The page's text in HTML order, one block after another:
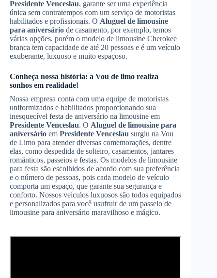
Presidente Venceslau, garante ser uma experiência
única sem contratempos com um serviço de motoristas
habilitados e profissionais. O Aluguel de limousine
para aniversário de casamento, por exemplo, temos
várias opções, porém o modelo de limousine Cherokee
branca tem capacidade de até 20 pessoas e é um veículo
exuberante, luxuoso e muito espaçoso.
Conheça nossa história: a Vou de limo realiza
sonhos em realidade!
Nossa empresa conta com uma equipe de motoristas
uniformizados e habilitados proporcionando sua
inesquecível festa de aniversário na limousine em
Presidente Venceslau. O Aluguel de limousine para
aniversário em Presidente Venceslau surgiu na Vou
de Limo para atender diversas comemorações, dentre
elas, como despedida de solteiro, casamentos, jantares
românticos, passeios e festas. Os modelos de limousine
para festa são escolhidos de acordo com sua preferência
e o número de pessoas, pois cada modelo de veículo
comporta um espaço, que garante sua segurança e
conforto. Nossos veículos luxuosos são todos equipados
e personalizados para você usufruir de um passeio de
limousine para aniversário maravilhoso e mágico.